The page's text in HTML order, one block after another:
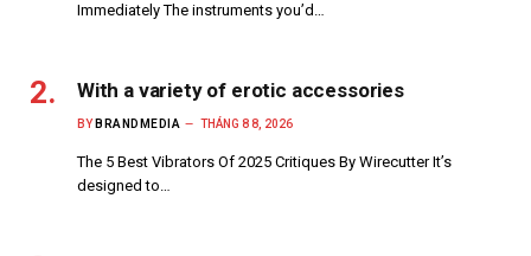
Immediately The instruments you’d…
With a variety of erotic accessories
BY BRANDMEDIA THÁNG 8 8, 2026
The 5 Best Vibrators Of 2025 Critiques By Wirecutter It’s
designed to…